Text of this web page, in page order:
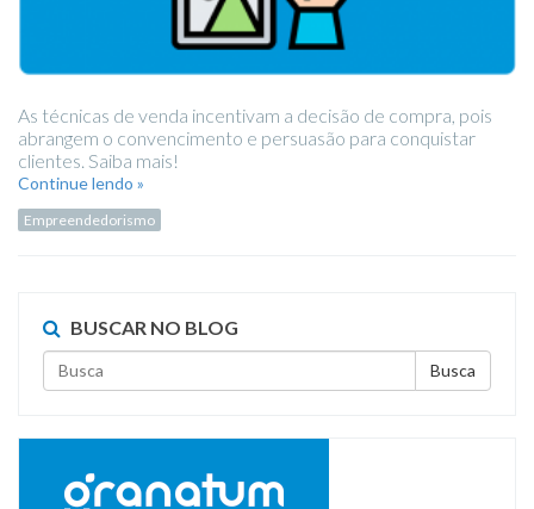
As técnicas de venda incentivam a decisão de compra, pois
abrangem o convencimento e persuasão para conquistar
clientes. Saiba mais!
Continue lendo »
Empreendedorismo
BUSCAR NO BLOG
Busca